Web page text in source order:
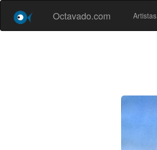
Octavado.com Artistas